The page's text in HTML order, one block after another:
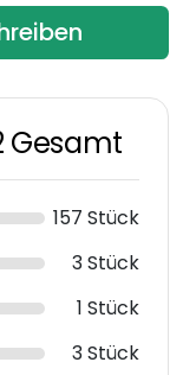
Gesamt
157 Stück
3 Stück
1 Stück
3 Stück